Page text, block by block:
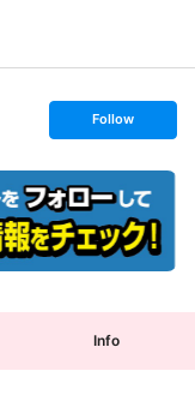
s
t
o
l
l
o
w
Follow
Info